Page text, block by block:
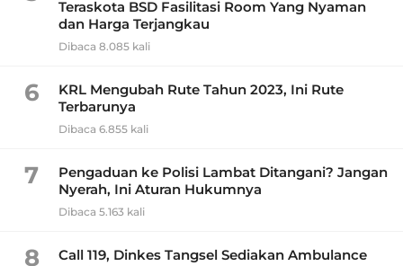
Teraskota BSD Fasilitasi Room Yang Nyaman
dan Harga Terjangkau
Dibaca 8.085 kali
6
KRL Mengubah Rute Tahun 2023, Ini Rute
Terbarunya
Dibaca 6.855 kali
7
Pengaduan ke Polisi Lambat Ditangani? Jangan
Nyerah, Ini Aturan Hukumnya
Dibaca 5.163 kali
8
Call 119, Dinkes Tangsel Sediakan Ambulance